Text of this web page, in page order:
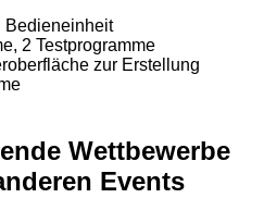
Bedieneinheit
2 Testprogramme
zur Erstellung
Wettbewerbe
Events